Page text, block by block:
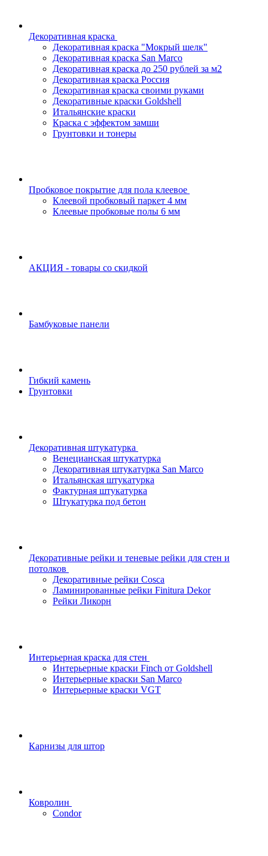
Декоративная краска
Декоративная краска "Мокрый шелк"
Декоративная краска San Marco
Декоративная краска до 250 рублей за м2
Декоративная краска Россия
Декоративная краска своими руками
Декоративные краски Goldshell
Итальянские краски
Краска с эффектом замши
Грунтовки и тонеры
Пробковое покрытие для пола клеевое
Клеевой пробковый паркет 4 мм
Клеевые пробковые полы 6 мм
АКЦИЯ - товары со скидкой
Бамбуковые панели
Гибкий камень
Грунтовки
Декоративная штукатурка
Венецианская штукатурка
Декоративная штукатурка San Marco
Итальянская штукатурка
Фактурная штукатурка
Штукатурка под бетон
Декоративные рейки и теневые рейки для стен и
потолков
Декоративные рейки Cosca
Ламинированные рейки Finitura Dekor
Рейки Ликорн
Интерьерная краска для стен
Интерьерные краски Finch от Goldshell
Интерьерные краски San Marco
Интерьерные краски VGT
Карнизы для штор
Ковролин
Condor